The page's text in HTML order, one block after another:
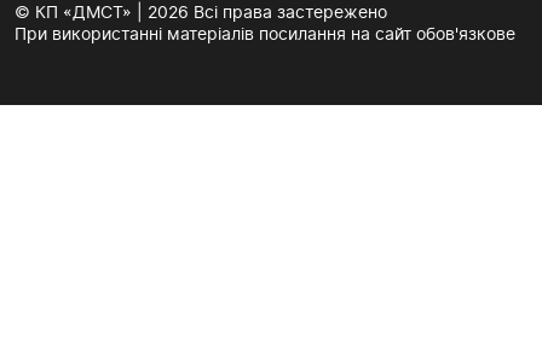
© КП «ДМСТ» | 2026 Всі права застережено
При використанні матеріалів посилання на сайт обов'язкове